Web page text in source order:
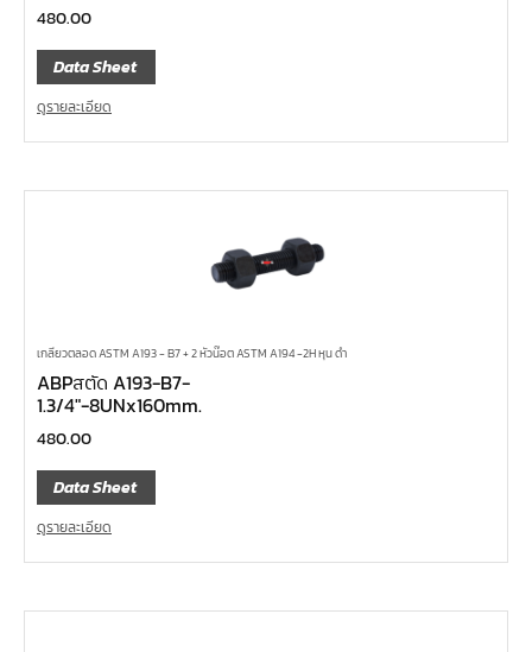
480.00
Data Sheet
ดูรายละเอียด
เกลียวตลอด ASTM A193 - B7 + 2 หัวน๊อต ASTM A194 -2H หุน ดำ
ABPสตัด A193-B7-
1.3/4″-8UNx160mm.
480.00
Data Sheet
ดูรายละเอียด